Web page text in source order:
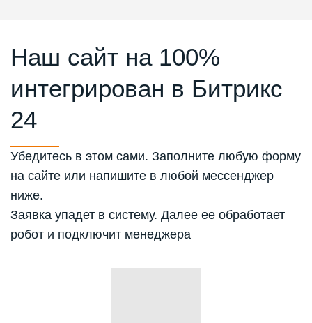
Наш сайт на 100%
интегрирован в Битрикс
24
Убедитесь в этом сами. Заполните любую форму
на сайте или напишите в любой мессенджер
ниже.
Заявка упадет в систему. Далее ее обработает
робот и подключит менеджера